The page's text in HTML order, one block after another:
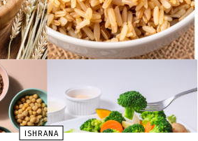
ISHRANA